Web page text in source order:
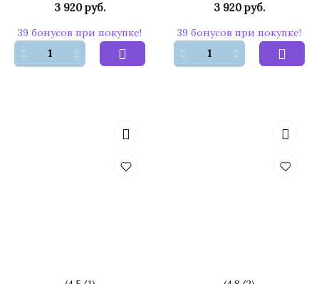
3 920 руб.
39 бонусов при покупке!
3 920 руб.
39 бонусов при покупке!